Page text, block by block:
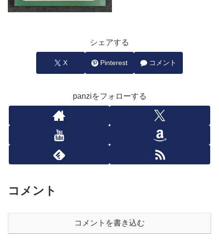
シェアする
X Pinterest コメント
panziをフォローする
コメント
コメントを書き込む